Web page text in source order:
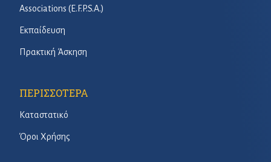
Associations (E.F.P.S.A.)
Εκπαίδευση
Πρακτική Άσκηση
ΠΕΡΙΣΣΟΤΕΡΑ
Καταστατικό
Όροι Χρήσης